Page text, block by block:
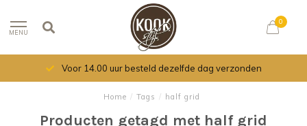
MENU
0
Voor 14.00 uur besteld dezelfde dag verzonden
Home / Tags / half grid
Producten getagd met half grid